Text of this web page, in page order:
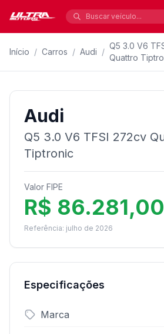
Início / Carros / Audi /
Q5 3.0 V6
Quattro
Audi
Q5 3.0 V6 TFSI 272cv
Tiptronic
Valor FIPE
R$ 86.281,00
Referência: julho de 2026
Especificações
Marca